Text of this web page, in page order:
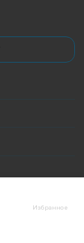
Избранное